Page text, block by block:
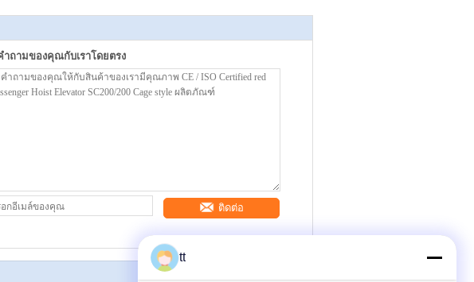
ำถามของคุณกับเราโดยตรง
ติดต่อ
tt